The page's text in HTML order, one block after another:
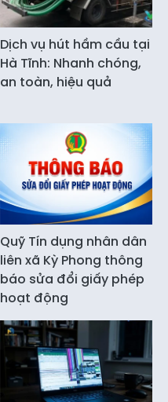
Dịch vụ hút hầm cầu tại
Hà Tĩnh: Nhanh chóng,
an toàn, hiệu quả
Quỹ Tín dụng nhân dân
liên xã Kỳ Phong thông
báo sửa đổi giấy phép
hoạt động